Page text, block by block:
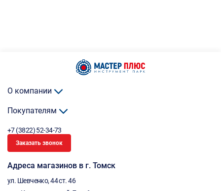
О компании
Покупателям
+7 (3822) 52-34-73
Заказать звонок
Адреса магазинов в г. Томск
ул. Шевченко, 44 ст. 46